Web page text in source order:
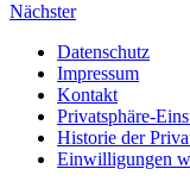
Nächster
Datenschutz
Impressum
Kontakt
Privatsphäre-
Historie der
Einwilligungen